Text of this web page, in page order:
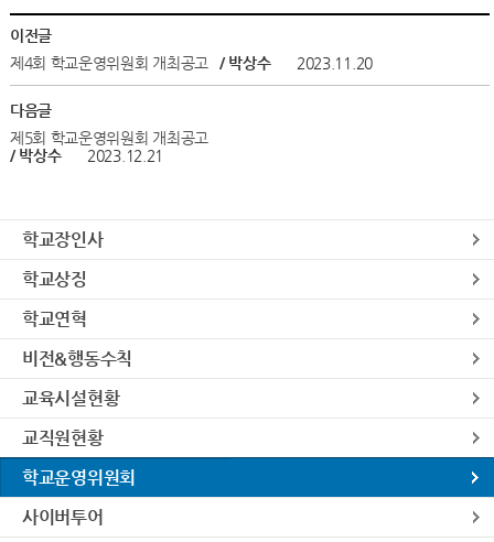
이전글
제4회 학교운영위원회 개최공고
/ 박상수 2023.11.20
다음글
제5회 학교운영위원회 개최공고
/ 박상수
2023.12.21
학교장인사
학교상징
학교연혁
비전&행동수칙
교육시설현황
교직원현황
학교운영위원회
사이버투어